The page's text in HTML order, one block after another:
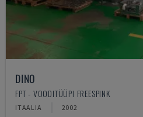
DINO
FPT - VOODITÜÜPI FREESPINK
ITAALIA 2002